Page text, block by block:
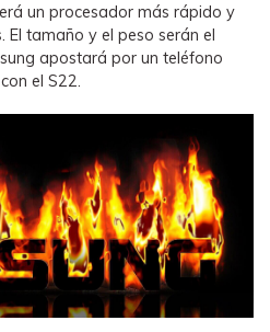
de Datos de un
a Otro
contactos, fotos, música,
de un teléfono a otro y a la
(Alias: Wutsapper)
de WhatsApp y
un procesador más rápido y
tamaño y el peso serán el
apostará por un teléfono
el S22.